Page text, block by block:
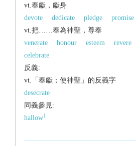
vt.奉獻，獻身
devote
dedicate pledge promise
vt.把……奉為神聖，尊奉
venerate
honour esteem revere
celebrate
反義:
vt.「奉獻；使神聖」的反義字
desecrate
同義參見:
hallow1